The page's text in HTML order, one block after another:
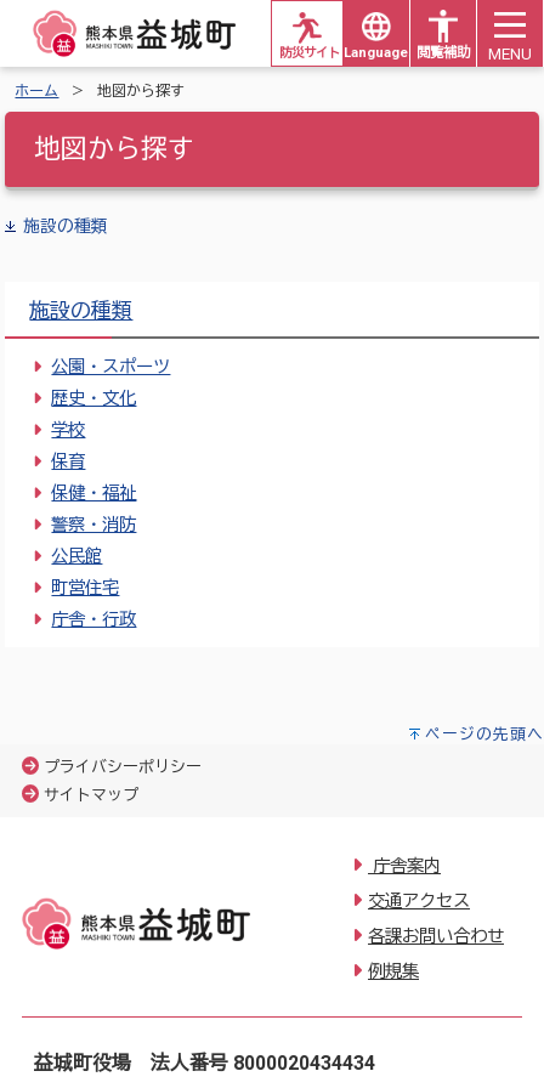
Languages 閲覧補助
防災サイト MENU
ホーム 地図から探す
地図から探す
施設の種類
施設の種類
公園・スポーツ
歴史・文化
学校
保育
保健・福祉
警察・消防
公民館
町営住宅
庁舎・行政
ページの先頭へ
プライバシーポリシー
サイトマップ
庁舎案内
交通アクセス
各課お問い合わせ
例規集
益城町役場 法人番号 8000020434434